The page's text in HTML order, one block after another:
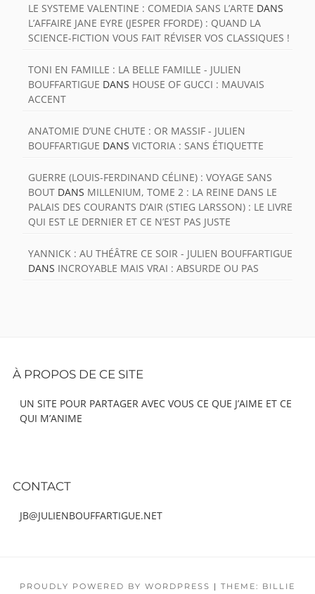
LE SYSTEME VALENTINE : COMEDIA SANS L’ARTE DANS
L’AFFAIRE JANE EYRE (JESPER FFORDE) : QUAND LA
SCIENCE-FICTION VOUS FAIT RÉVISER VOS CLASSIQUES !
TONI EN FAMILLE : LA BELLE FAMILLE - JULIEN
BOUFFARTIGUE DANS HOUSE OF GUCCI : MAUVAIS
ACCENT
ANATOMIE D’UNE CHUTE : OR MASSIF - JULIEN
BOUFFARTIGUE DANS VICTORIA : SANS ÉTIQUETTE
GUERRE (LOUIS-FERDINAND CÉLINE) : VOYAGE SANS
BOUT DANS MILLENIUM, TOME 2 : LA REINE DANS LE
PALAIS DES COURANTS D’AIR (STIEG LARSSON) : LE LIVRE
QUI EST LE DERNIER ET CE N’EST PAS JUSTE
YANNICK : AU THÉÂTRE CE SOIR - JULIEN BOUFFARTIGUE
DANS INCROYABLE MAIS VRAI : ABSURDE OU PAS
Content
À PROPOS DE CE SITE
UN SITE POUR PARTAGER AVEC VOUS CE QUE J’AIME ET CE
QUI M’ANIME
CONTACT
JB@JULIENBOUFFARTIGUE.NET
PROUDLY POWERED BY WORDPRESS | THEME: BILLIE